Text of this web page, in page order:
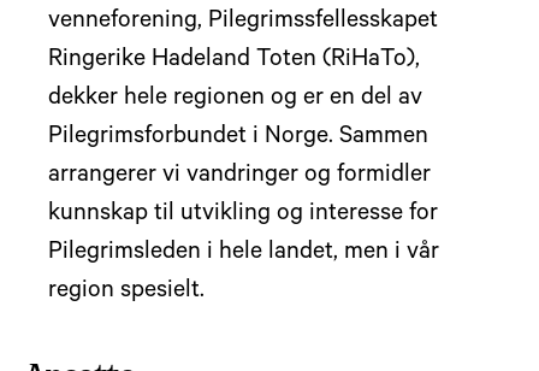
venneforening, Pilegrimssfellesskapet
Ringerike Hadeland Toten (RiHaTo),
dekker hele regionen og er en del av
Pilegrimsforbundet i Norge. Sammen
arrangerer vi vandringer og formidler
kunnskap til utvikling og interesse for
Pilegrimsleden i hele landet, men i vår
region spesielt.